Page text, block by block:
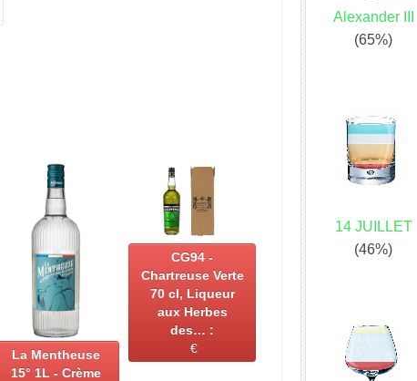
La Mentheuse
15° 1L - Crème
CG94 -
Chartreuse Verte
70 cl, Liqueur
aux Herbes
des… :
€
Alexander III
(65%)
14 JUILLET
(46%)